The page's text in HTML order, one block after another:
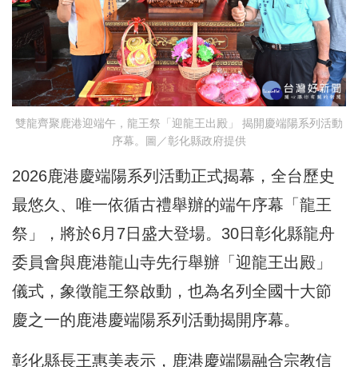
雙龍齊聚鹿港迎端午，龍王祭「迎龍王出殿」 揭開慶端陽系列活動
序幕。圖／彰化縣政府提供
2026鹿港慶端陽系列活動正式揭幕，全台歷史
最悠久、唯一依循古禮舉辦的端午序幕「龍王
祭」，將於6月7日盛大登場。30日彰化縣龍舟
委員會與鹿港龍山寺先行舉辦「迎龍王出殿」
儀式，象徵龍王祭啟動，也為名列全國十大節
慶之一的鹿港慶端陽系列活動揭開序幕。
彰化縣長王惠美表示，鹿港慶端陽融合宗教信